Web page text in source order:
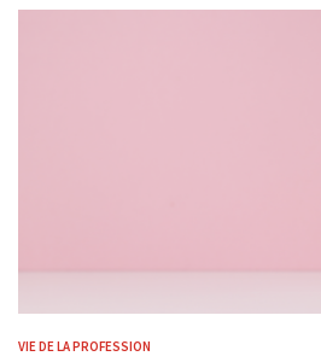
VIE DE LA PROFESSION